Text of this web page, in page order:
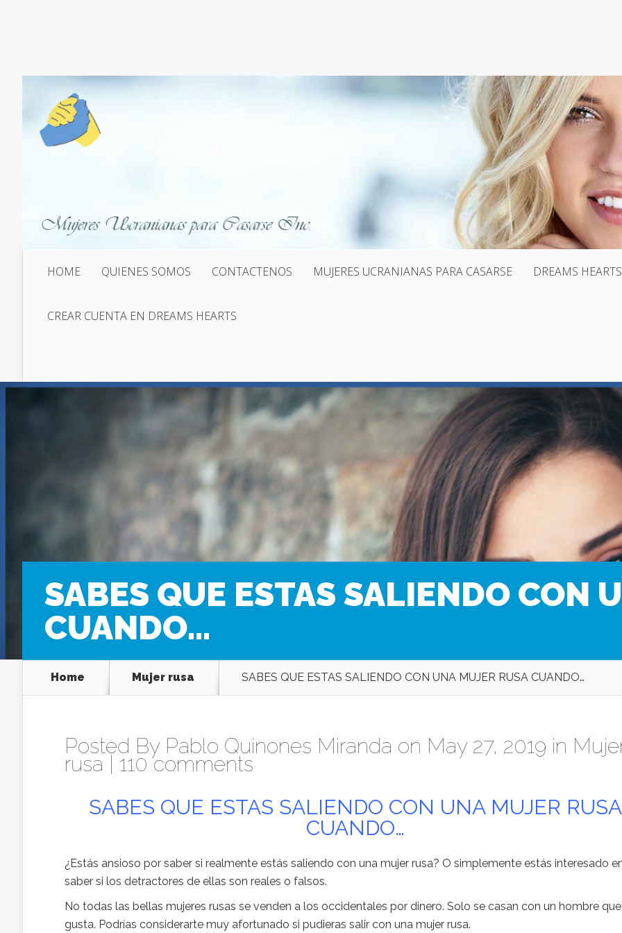
HOME QUIENES SOMOS CONTACTENOS MUJERES UCRANIANAS PARA CASARSE DREAMS HEARTS
CREAR CUENTA EN DREAMS HEARTS
SABES QUE ESTAS SALIENDO CON
CUANDO…
Home Mujer rusa SABES QUE ESTAS SALIENDO CON UNA MUJER RUSA CUANDO…
Posted By Pablo Quinones Miranda on May 27, 2019 in
rusa
110 comments
SABES QUE ESTAS SALIENDO CON UNA MUJER RUSA
CUANDO…
¿Estás ansioso por saber si realmente estás saliendo con una mujer rusa? O simplemente estás interesado
saber si los detractores de ellas son reales o falsos.
No todas las bellas mujeres rusas se venden a los occidentales por dinero. Solo se casan con un hombre
gusta. Podrías considerarte muy afortunado si pudieras salir con una mujer rusa.